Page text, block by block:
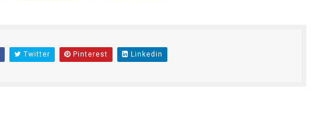
Twitter Pinterest Linkedin